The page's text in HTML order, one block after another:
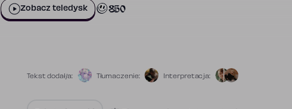
Zobacz teledysk 850
Tekst dodał/a: Tłumaczenie: Interpretacja: